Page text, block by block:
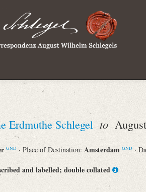
Erdmuthe Schlegel to
GND · Place of Destination: Amsterdam GND ·
and labelled; double collated